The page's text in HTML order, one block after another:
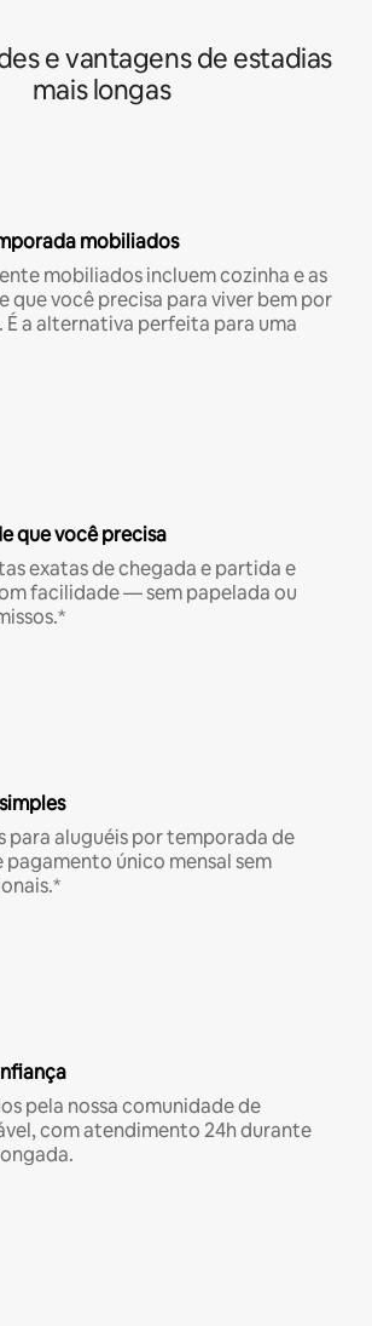
e vantagens de estadias
mais longas
mobiliados
mobiliados incluem cozinha e as
que você precisa para viver bem por
É a alternativa perfeita para uma
que você precisa
exatas de chegada e partida e
facilidade — sem papelada ou
para aluguéis por temporada de
pagamento único mensal sem
pela nossa comunidade de
com atendimento 24h durante